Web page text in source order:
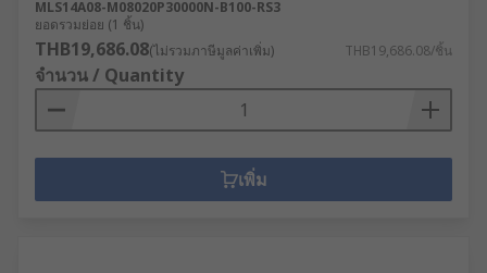
MLS14A08-M08020P30000N-B100-RS3
ยอดรวมย่อย (1 ชิ้น)
THB19,686.08(ไม่รวมภาษีมูลค่าเพิ่ม) THB19,686.08/ชิ้น
จำนวน / Quantity
เพิ่ม